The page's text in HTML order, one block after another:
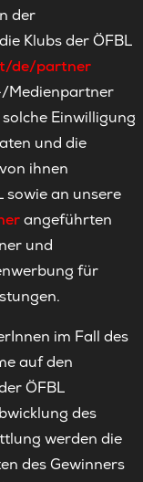
der
Klubs der ÖFBL
de/partner
Medienpartner
Einwilligung
und die
ihnen
sowie an unsere
angeführten
und
für
im Fall des
auf den
ÖFBL
des
werden die
des Gewinners